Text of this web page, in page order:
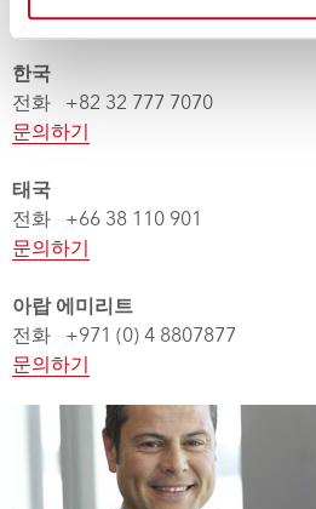
문의하기
한국
전화 +82 32 777 7070
문의하기
태국
전화 +66 38 110 901
문의하기
아랍 에미리트
전화 +971 (0) 4 8807877
문의하기